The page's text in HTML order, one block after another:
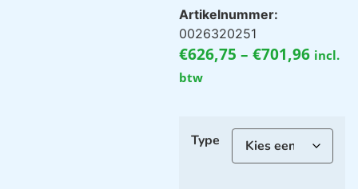
Artikelnummer:
0026320251
€626,75 – €701,96 incl.
btw
Type